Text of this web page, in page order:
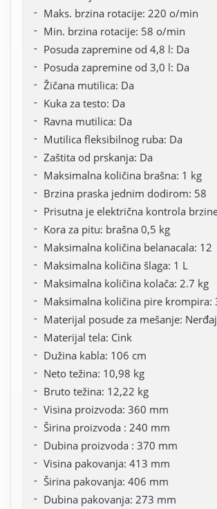
Maks. brzina rotacije: 220 o/min
Min. brzina rotacije: 58 o/min
Posuda zapremine od 4,8 l: Da
Posuda zapremine od 3,0 l: Da
Žičana mutilica: Da
Kuka za testo: Da
Ravna mutilica: Da
Mutilica fleksibilnog ruba: Da
Zaštita od prskanja: Da
Maksimalna količina brašna: 1 kg
Brzina praska jednim dodirom: 58
Prisutna je električna kontrola
Kora za pitu: brašna 0,5 kg
Maksimalna količina belanacala: 12
Maksimalna količina šlaga: 1 L
Maksimalna količina kolača: 2.7 kg
Maksimalna količina pire krompira:
Materijal posude za mešanje:
Materijal tela: Cink
Dužina kabla: 106 cm
Neto težina: 10,98 kg
Bruto težina: 12,22 kg
Visina proizvoda: 360 mm
Širina proizvoda : 240 mm
Dubina proizvoda : 370 mm
Visina pakovanja: 413 mm
Širina pakovanja: 406 mm
Dubina pakovanja: 273 mm